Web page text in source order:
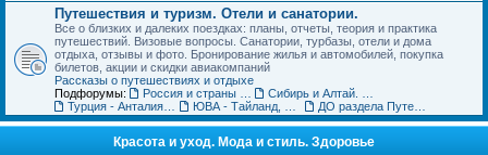
Путешествия и туризм. Отели и санатории.
Все о близких и далеких поездках: планы, отчеты, теория и практика
путешествий. Визовые вопросы. Санатории, турбазы, отели и дома
отдыха, отзывы и фото. Бронирование жилья и автомобилей, покупка
билетов, акции и скидки авиакомпаний
Рассказы о путешествиях и отдыхе
Подфорумы:
Красота и уход. Мода и стиль. Здоровье